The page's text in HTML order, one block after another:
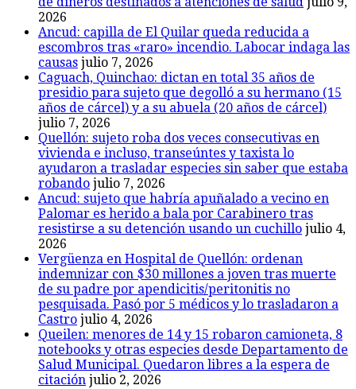
2026
Ancud: capilla de El Quilar queda reducida a
escombros tras «raro» incendio. Labocar indaga las
causas julio 7, 2026
Caguach, Quinchao: dictan en total 35 años de
presidio para sujeto que degolló a su hermano (15
años de cárcel) y a su abuela (20 años de cárcel)
julio 7, 2026
Quellón: sujeto roba dos veces consecutivas en
vivienda e incluso, transeúntes y taxista lo
ayudaron a trasladar especies sin saber que estaba
robando julio 7, 2026
Ancud: sujeto que habría apuñalado a vecino en
Palomar es herido a bala por Carabinero tras
resistirse a su detención usando un cuchillo julio 4,
2026
Vergüenza en Hospital de Quellón: ordenan
indemnizar con $30 millones a joven tras muerte
de su padre por apendicitis/peritonitis no
pesquisada. Pasó por 5 médicos y lo trasladaron a
Castro julio 4, 2026
Queilen: menores de 14 y 15 robaron camioneta, 8
notebooks y otras especies desde Departamento de
Salud Municipal. Quedaron libres a la espera de
citación julio 2, 2026